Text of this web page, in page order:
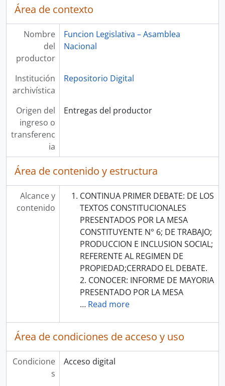
Área de contexto
Nombre
del
productor
Funcion Legislativa – Asamblea
Nacional
Institución
archivística
Repositorio Digital
Origen del
ingreso o
transferenc
ia
Entregas del productor
Área de contenido y estructura
Alcance y
contenido
CONTINUA PRIMER DEBATE: DE LOS
TEXTOS CONSTITUCIONALES
PRESENTADOS POR LA MESA
CONSTITUYENTE N° 6; DE TRABAJO;
PRODUCCION E INCLUSION SOCIAL;
REFERENTE AL REGIMEN DE
PROPIEDAD;CERRADO EL DEBATE.
2. CONOCER: INFORME DE MAYORIA
PRESENTADO POR LA MESA
… Read more
Área de condiciones de acceso y uso
Condicione
s
Acceso digital